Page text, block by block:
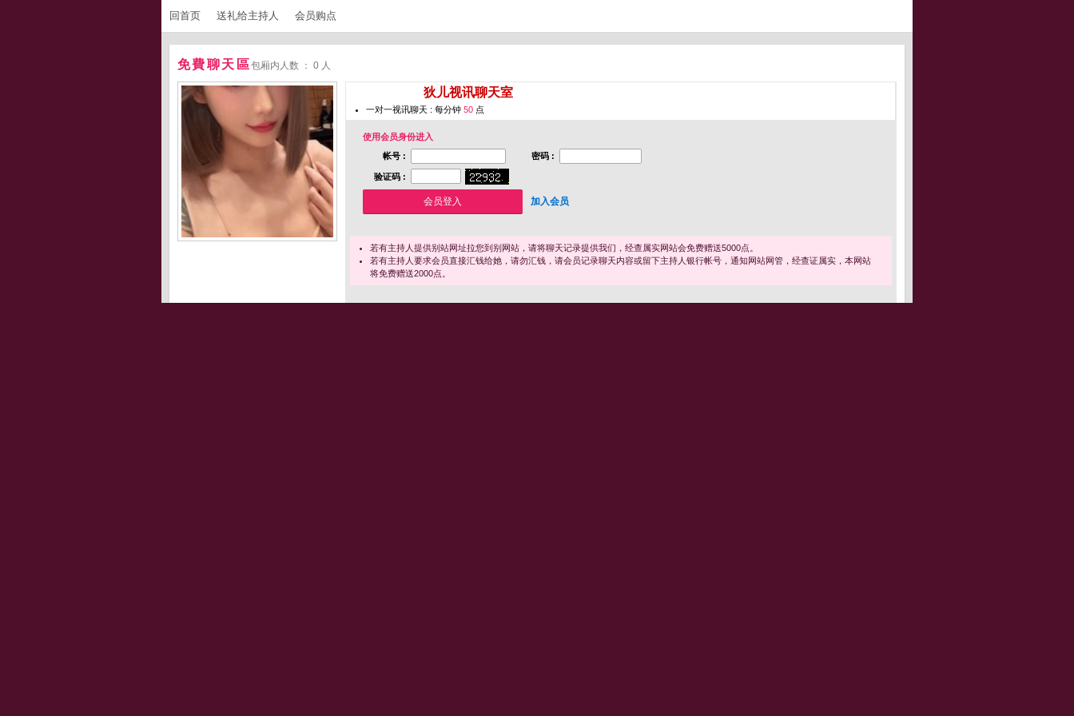
回首页 送礼给主持人 会员购点
免費聊天區包厢内人数 ： 0 人
狄儿视讯聊天室
一对一视讯聊天 : 每分钟 50 点
使用会员身份进入
帐号 :
密码 :
验证码 :
加入会员
若有主持人提供别站网址拉您到别网站，请将聊天记录提供我们，经查属实网站会免费赠送5000点。
若有主持人要求会员直接汇钱给她，请勿汇钱，请会员记录聊天内容或留下主持人银行帐号，通知网站网管，经查证属实，本网站
将免费赠送2000点。